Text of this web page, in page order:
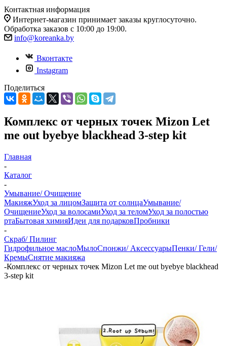
Контактная информация
Интернет-магазин принимает заказы круглосуточно.
Обработка заказов с 10:00 до 19:00.
info@koreanka.by
Вконтакте
Instagram
Поделиться
Комплекс от черных точек Mizon Let
me out byebye blackhead 3-step kit
Главная
-
Каталог
-
Умывание/ Очищение
МакияжУход за лицомЗащита от солнцаУмывание/
ОчищениеУход за волосамиУход за теломУход за полостью
ртаБытовая химияИдеи для подарковПробники
-
Скраб/ Пилинг
Гидрофильное маслоМылоСпонжи/ АксессуарыПенки/ Гели/
КремыСнятие макияжа
-Комплекс от черных точек Mizon Let me out byebye blackhead
3-step kit